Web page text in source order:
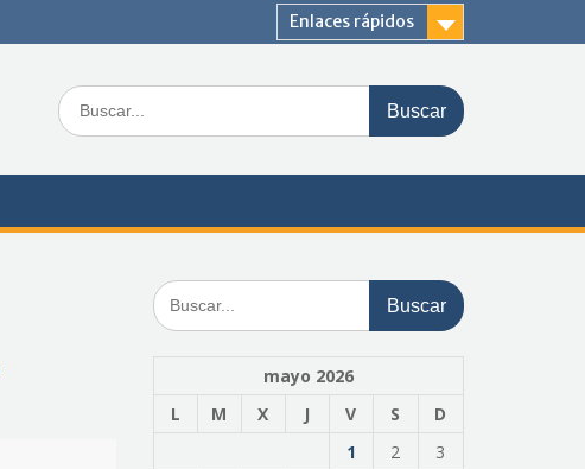
Enlaces rápidos
Buscar:
Buscar:
mayo 2026
L
M X J V S
D
1
2
3